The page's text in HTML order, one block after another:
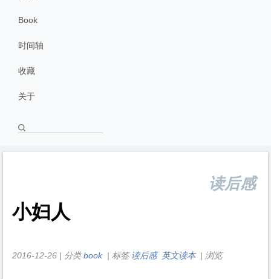
Book
时间轴
收藏
关于
小妇人
2016-12-26 | 分类book | 标签读后感 英文读本 | 浏览
读后感